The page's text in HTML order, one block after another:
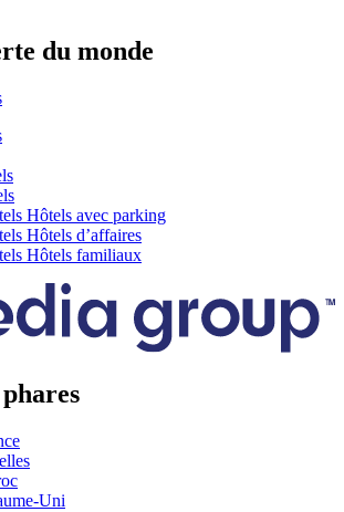
du monde
Hôtels avec parking
Hôtels d’affaires
Hôtels familiaux
Uni